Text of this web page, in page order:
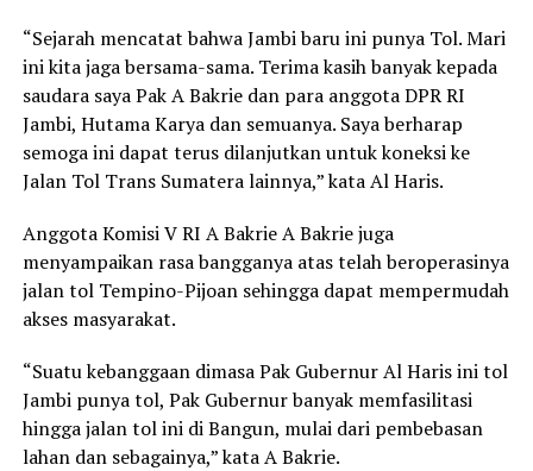
“Sejarah mencatat bahwa Jambi baru ini punya Tol. Mari
ini kita jaga bersama-sama. Terima kasih banyak kepada
saudara saya Pak A Bakrie dan para anggota DPR RI
Jambi, Hutama Karya dan semuanya. Saya berharap
semoga ini dapat terus dilanjutkan untuk koneksi ke
Jalan Tol Trans Sumatera lainnya,” kata Al Haris.
Anggota Komisi V RI A Bakrie A Bakrie juga
menyampaikan rasa bangganya atas telah beroperasinya
jalan tol Tempino-Pijoan sehingga dapat mempermudah
akses masyarakat.
“Suatu kebanggaan dimasa Pak Gubernur Al Haris ini tol
Jambi punya tol, Pak Gubernur banyak memfasilitasi
hingga jalan tol ini di Bangun, mulai dari pembebasan
lahan dan sebagainya,” kata A Bakrie.